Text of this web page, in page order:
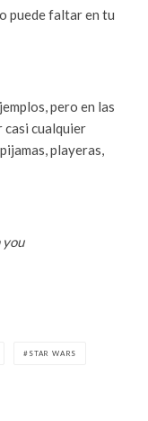
puede faltar en tu
pero en las
casi cualquier
playeras,
you
STAR WARS